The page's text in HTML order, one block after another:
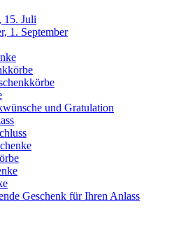
15. Juli
1. September
und Gratulation
Geschenk für Ihren Anlass